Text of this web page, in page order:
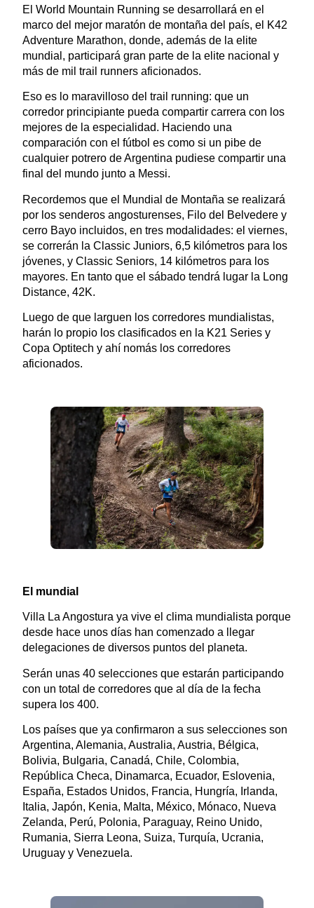
El World Mountain Running se desarrollará en el
marco del mejor maratón de montaña del país, el K42
Adventure Marathon, donde, además de la elite
mundial, participará gran parte de la elite nacional y
más de mil trail runners aficionados.
Eso es lo maravilloso del trail running: que un
corredor principiante pueda compartir carrera con los
mejores de la especialidad. Haciendo una
comparación con el fútbol es como si un pibe de
cualquier potrero de Argentina pudiese compartir una
final del mundo junto a Messi.
Recordemos que el Mundial de Montaña se realizará
por los senderos angosturenses, Filo del Belvedere y
cerro Bayo incluidos, en tres modalidades: el viernes,
se correrán la Classic Juniors, 6,5 kilómetros para los
jóvenes, y Classic Seniors, 14 kilómetros para los
mayores. En tanto que el sábado tendrá lugar la Long
Distance, 42K.
Luego de que larguen los corredores mundialistas,
harán lo propio los clasificados en la K21 Series y
Copa Optitech y ahí nomás los corredores
aficionados.
El mundial
Villa La Angostura ya vive el clima mundialista porque
desde hace unos días han comenzado a llegar
delegaciones de diversos puntos del planeta.
Serán unas 40 selecciones que estarán participando
con un total de corredores que al día de la fecha
supera los 400.
Los países que ya confirmaron a sus selecciones son
Argentina, Alemania, Australia, Austria, Bélgica,
Bolivia, Bulgaria, Canadá, Chile, Colombia,
República Checa, Dinamarca, Ecuador, Eslovenia,
España, Estados Unidos, Francia, Hungría, Irlanda,
Italia, Japón, Kenia, Malta, México, Mónaco, Nueva
Zelanda, Perú, Polonia, Paraguay, Reino Unido,
Rumania, Sierra Leona, Suiza, Turquía, Ucrania,
Uruguay y Venezuela.